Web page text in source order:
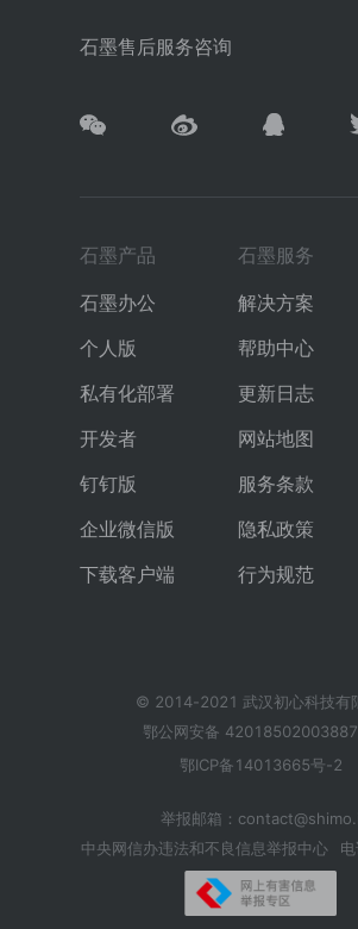
石墨售后服务咨询
石墨产品
石墨办公
个人版
私有化部署
开发者
钉钉版
企业微信版
下载客户端
石墨服务
解决方案
帮助中心
更新日志
网站地图
服务条款
隐私政策
行为规范
© 2014-2021 武汉初心科技有
鄂公网安备
鄂ICP备14013665号-2
举报邮箱：
中央网信办违法和不良信息举报中心